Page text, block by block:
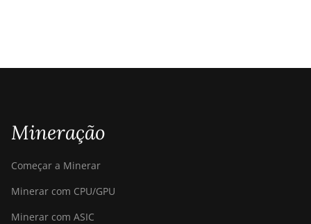
Mineração
Começar a Minerar
Minerar com CPU/GPU
Minerar com ASIC